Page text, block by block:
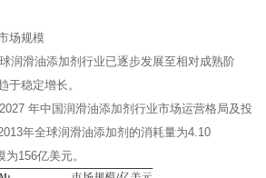
场规模
润滑油添加剂行业已逐步发展至相对成熟阶
于稳定增长。
年中国润滑油添加剂行业市场运营格局及投
年全球润滑油添加剂的消耗量为4.10
156亿美元。